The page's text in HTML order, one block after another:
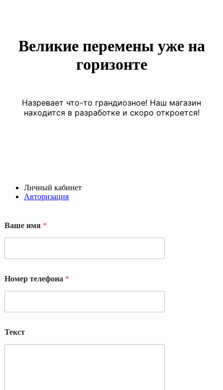
Великие перемены уже на
горизонте
Назревает что-то грандиозное! Наш магазин
находится в разработке и скоро откроется!
Личный кабинет
Авторизация
Ваше имя *
а
ш
к
с
т
Номер телефона *
Текст